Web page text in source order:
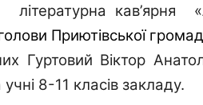
літературна кав’ярня
Приютівської
Гуртовий Віктор
8-11 класів закладу.